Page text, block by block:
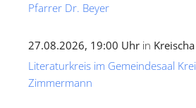
Pfarrer Dr. Beyer
27.08.2026, 19:00 Uhr in Kreischa
Literaturkreis im Gemeindesaal
Zimmermann